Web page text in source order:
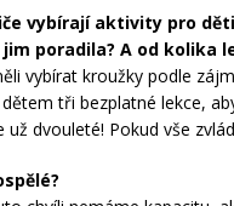
vybírají aktivity pro
poradila? A od kolika
vybírat kroužky podle
tři bezplatné lekce,
už dvouleté! Pokud vše